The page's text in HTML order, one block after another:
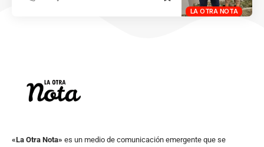
LA OTRA NOTA
«La Otra Nota» es un medio de comunicación emergente que se